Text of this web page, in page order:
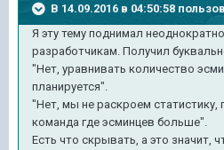
В 14.09.2016 в 04:50:58
Я эту тему поднимал
разработчикам. Получил
"Нет, уравнивать количество
планируется".
"Нет, мы не раскроем статистику,
команда где эсминцев больше".
Есть что скрывать, а это значит,